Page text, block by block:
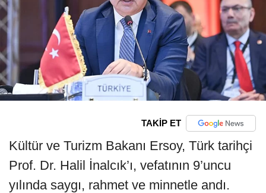
TAKİP ET
Kültür ve Turizm Bakanı Ersoy, Türk tarihçi
Prof. Dr. Halil İnalcık’ı, vefatının 9’uncu
yılında saygı, rahmet ve minnetle andı.